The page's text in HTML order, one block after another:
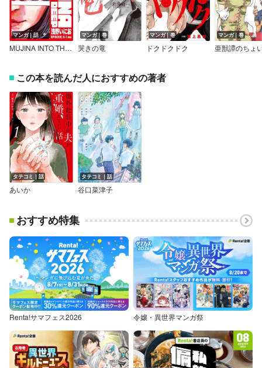
マンガ｜話
MUJINA INTO THE DEEP【単話】
マンガ｜巻
哭きの竜
マンガ｜巻
ドクドクドク
マンガ｜巻
この本を読んだ人におすすめの著者
タテコミ｜話
あいか
タテコミ｜話
谷口菜津子
おすすめ特集
Renta!サマフェス2026 令嬢・異世界マンガ祭